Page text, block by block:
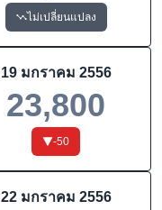
ไม่เปลี่ยนแปลง
19 มกราคม 2556
23,800
-50
22 มกราคม 2556